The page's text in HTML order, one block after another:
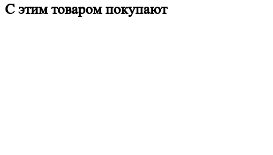
С этим товаром покупают